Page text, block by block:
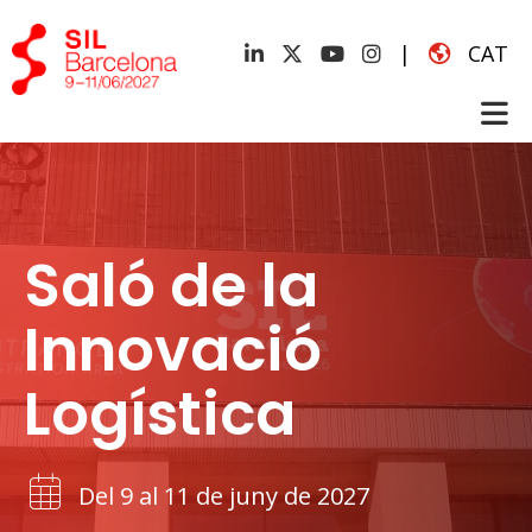
| CAT
Saló de la
Innovació
Logística
Del 9 al 11 de juny de 2027